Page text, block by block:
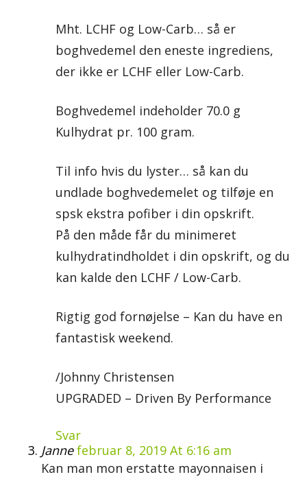
Mht. LCHF og Low-Carb… så er
boghvedemel den eneste ingrediens,
der ikke er LCHF eller Low-Carb.
Boghvedemel indeholder 70.0 g
Kulhydrat pr. 100 gram.
Til info hvis du lyster… så kan du
undlade boghvedemelet og tilføje en
spsk ekstra pofiber i din opskrift.
På den måde får du minimeret
kulhydratindholdet i din opskrift, og du
kan kalde den LCHF / Low-Carb.
Rigtig god fornøjelse – Kan du have en
fantastisk weekend.
/Johnny Christensen
UPGRADED – Driven By Performance
Svar
Janne februar 8, 2019 At 6:16 am
Kan man mon erstatte mayonnaisen i